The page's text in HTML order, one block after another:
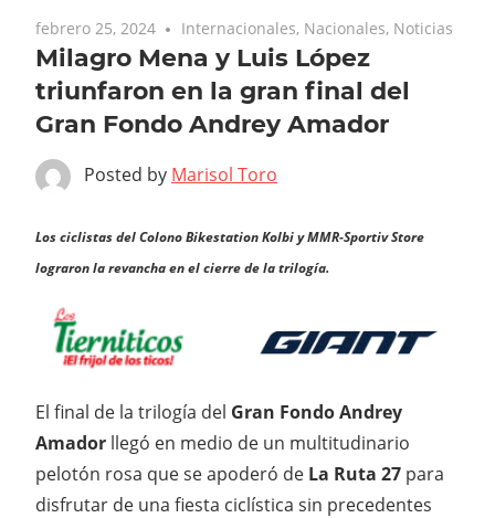
febrero 25, 2024 Internacionales, Nacionales, Noticias
Milagro Mena y Luis López
triunfaron en la gran final del
Gran Fondo Andrey Amador
Posted by Marisol Toro
Los ciclistas del Colono Bikestation Kolbi y MMR-Sportiv Store
lograron la revancha en el cierre de la trilogía.
El final de la trilogía del Gran Fondo Andrey
Amador llegó en medio de un multitudinario
pelotón rosa que se apoderó de La Ruta 27 para
disfrutar de una fiesta ciclística sin precedentes